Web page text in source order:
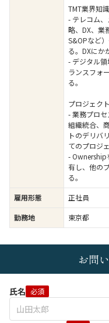
TMT業界知
- テレコム
略、DX、業
S&OPなど
る。DXにか
- デジタル
ランスフォ
る。
プロジェク
- 業務プロ
組織統合、
トのデリバ
てのプロジ
- Ownership
有し、他の
る。
雇用形態
正社員
勤務地
東京都
お問
氏名 必須